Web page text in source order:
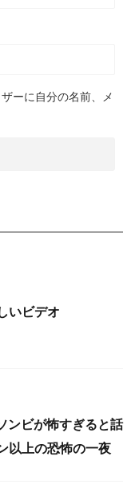
ーに自分の名前、メ
いビデオ
ンビが怖すぎると話
以上の恐怖の一夜